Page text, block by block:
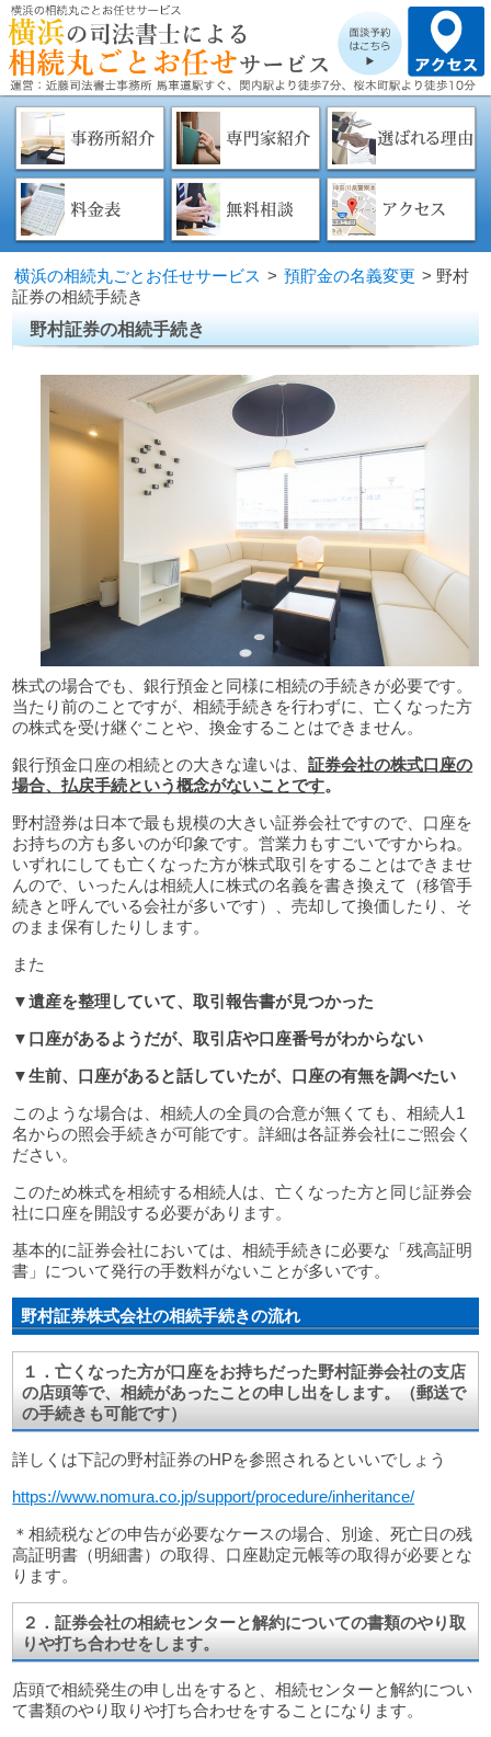
横浜の相続丸ごとお任せサービス > 預貯金の名義変更 > 野村
証券の相続手続き
野村証券の相続手続き
株式の場合でも、銀行預金と同様に相続の手続きが必要です。
当たり前のことですが、相続手続きを行わずに、亡くなった方
の株式を受け継ぐことや、換金することはできません。
銀行預金口座の相続との大きな違いは、証券会社の株式口座の
場合、払戻手続という概念がないことです。
野村證券は日本で最も規模の大きい証券会社ですので、口座を
お持ちの方も多いのが印象です。営業力もすごいですからね。
いずれにしても亡くなった方が株式取引をすることはできませ
んので、いったんは相続人に株式の名義を書き換えて（移管手
続きと呼んでいる会社が多いです）、売却して換価したり、そ
のまま保有したりします。
また
▼遺産を整理していて、取引報告書が見つかった
▼ 口座があるようだが、取引店や口座番号がわからない
▼生前、口座があると話していたが、口座の有無を調べたい
このような場合は、相続人の全員の合意が無くても、相続人1
名からの照会手続きが可能です。詳細は各証券会社にご照会く
ださい。
このため株式を相続する相続人は、亡くなった方と同じ証券会
社に口座を開設する必要があります。
基本的に証券会社においては、相続手続きに必要な「残高証明
書」について発行の手数料がないことが多いです。
野村証券株式会社の相続手続きの流れ
１．亡くなった方が口座をお持ちだった野村証券会社の支店
の店頭等で、相続があったことの申し出をします。（郵送で
の手続きも可能です）
詳しくは下記の野村証券のHPを参照されるといいでしょう
https://www.nomura.co.jp/support/procedure/inheritance/
＊相続税などの申告が必要なケースの場合、別途、死亡日の残
高証明書（明細書）の取得、口座勘定元帳等の取得が必要とな
ります。
２．証券会社の相続センターと解約についての書類のやり取
りや打ち合わせをします。
店頭で相続発生の申し出をすると、相続センターと解約につい
て書類のやり取りや打ち合わせをすることになります。